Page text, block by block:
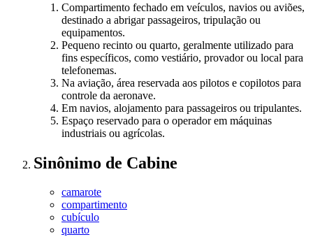
Compartimento fechado em veículos, navios ou aviões,
destinado a abrigar passageiros, tripulação ou
equipamentos.
Pequeno recinto ou quarto, geralmente utilizado para
fins específicos, como vestiário, provador ou local para
telefonemas.
Na aviação, área reservada aos pilotos e copilotos para
controle da aeronave.
Em navios, alojamento para passageiros ou tripulantes.
Espaço reservado para o operador em máquinas
industriais ou agrícolas.
Sinônimo de Cabine
camarote
compartimento
cubículo
quarto